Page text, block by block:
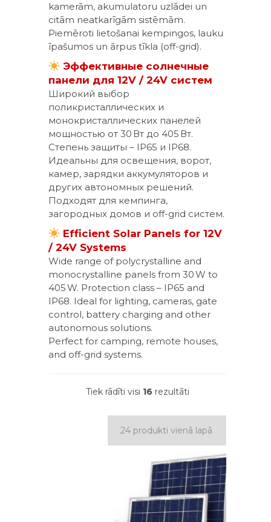
kamerām, akumulatoru uzlādei un
citām neatkarīgām sistēmām.
Piemēroti lietošanai kempingos, lauku
īpašumos un ārpus tīkla (off-grid).
Эффективные солнечные
панели для 12V / 24V систем
Широкий выбор
поликристаллических и
монокристаллических панелей
мощностью от 30 Вт до 405 Вт.
Степень защиты – IP65 и IP68.
Идеальны для освещения, ворот,
камер, зарядки аккумуляторов и
других автономных решений.
Подходят для кемпинга,
загородных домов и off-grid систем.
Efficient Solar Panels for 12V
/ 24V Systems
Wide range of polycrystalline and
monocrystalline panels from 30 W to
405 W. Protection class – IP65 and
IP68. Ideal for lighting, cameras, gate
control, battery charging and other
autonomous solutions.
Perfect for camping, remote houses,
and off-grid systems.
Tiek rādīti visi 16 rezultāti